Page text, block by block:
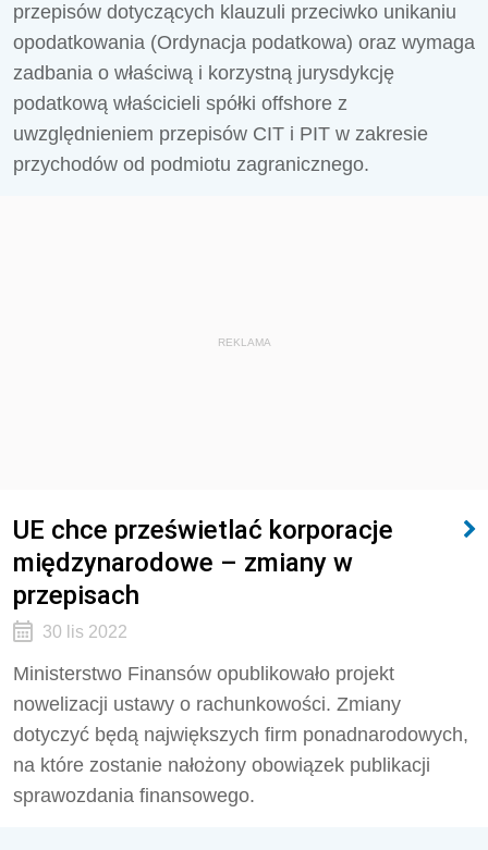
przepisów dotyczących klauzuli przeciwko unikaniu
opodatkowania (Ordynacja podatkowa) oraz wymaga
zadbania o właściwą i korzystną jurysdykcję
podatkową właścicieli spółki offshore z
uwzględnieniem przepisów CIT i PIT w zakresie
przychodów od podmiotu zagranicznego.
REKLAMA
UE chce prześwietlać korporacje
międzynarodowe – zmiany w
przepisach
30 lis 2022
Ministerstwo Finansów opublikowało projekt
nowelizacji ustawy o rachunkowości. Zmiany
dotyczyć będą największych firm ponadnarodowych,
na które zostanie nałożony obowiązek publikacji
sprawozdania finansowego.